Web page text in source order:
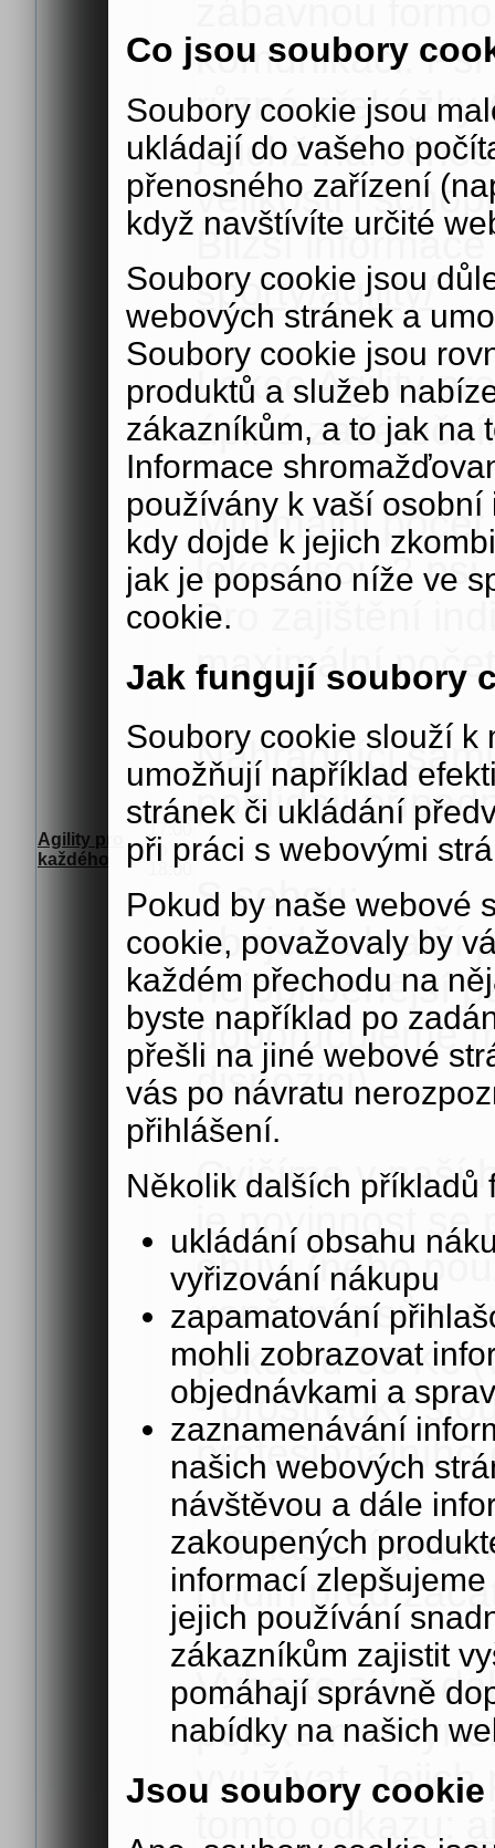
Co jsou soubory
Soubory cookie jsou
ukládají do vašeho
přenosného zařízení
když navštívíte určité
Soubory cookie jsou
webových stránek a
Soubory cookie jsou
produktů a služeb
zákazníkům, a to jak na
Informace
používány k vaší
kdy dojde k jejich
jak je popsáno níže ve
cookie.
Jak fungují soubory
Soubory cookie slouží k
umožňují například
stránek či ukládání
při práci s webovými
Pokud by naše webové
cookie, považovaly by
každém přechodu na
byste například po
přešli na jiné webové
vás po návratu
přihlášení.
Několik dalších příkladů
ukládání obsahu
vyřizování nákupu
zapamatování
mohli zobrazovat
objednávkami a
zaznamenávání
našich webových
návštěvou a dále
zakoupených
informací
jejich používání
zákazníkům zajistit
pomáhají správně
nabídky na našich
Jsou soubory cookie
Agility pro
každého
17:00
do
18:00
zábavnou
komunikaci.
různé překážky
jejichž
velikosti i
Bližší
sporty/agility/
Lekce Agility
úplné
Minimální
lekce jsou 2 psi.
Pro zajištění
maximální
Náhradníci
pohlídají
S sebou:
obojek a kratší
nejoblíbenější
doporučujeme
dispozici)
Cvičíme v naší
je povinnost se
obuvi (nebo
venčení psů a
pokutou 50 Kč
- prostředky
profesionálního
Přihlášení a
hodin před
Vyberte si i z
pejskem v
využívat. Jejich
tomto odkazu: